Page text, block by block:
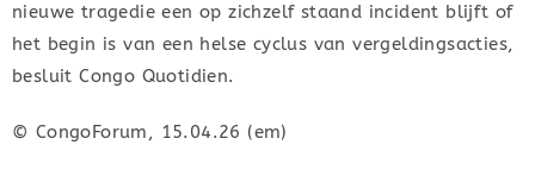
nieuwe tragedie een op zichzelf staand incident blijft of
het begin is van een helse cyclus van vergeldingsacties,
besluit Congo Quotidien.
© CongoForum, 15.04.26 (em)